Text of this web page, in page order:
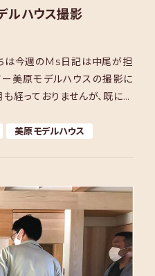
ルハウス撮影
は今週のMs日記は中尾が担
美原モデルハウスの撮影に
経っておりませんが、既に沢
美原モデルハウス